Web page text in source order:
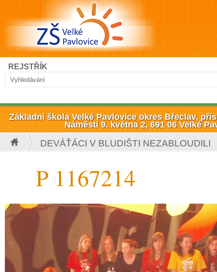
Přejít k hlavnímu obsahu
Vyhledávání
Hledat
REJSTŘÍK
Základní škola Velké Pavlovice okres Břeclav,
Náměstí 9. května 2, 691 06 Velké
Jste zde
DEVÁŤÁCI V BLUDIŠTI NEZABLOUDILI
P 1167214